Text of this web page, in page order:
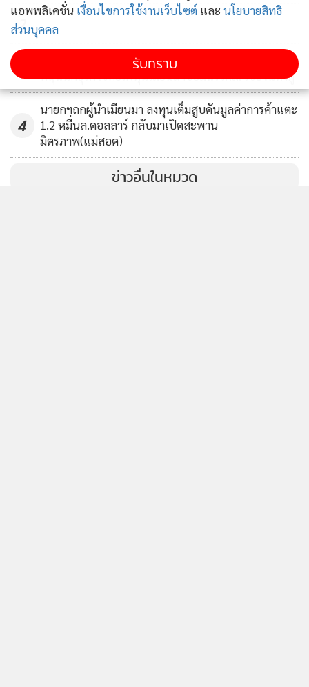
2
"มิน ออง ไลง์" ชูยุทธศาสตร์แลนด์บริดจ์-ท่าเรือทวาย
หนุนนักธุรกิจไทยลงทุนเมียนมาขอมั่นใจกม. เชื่อวินทั้งคู่
4
นายกฯถกผู้นำเมียนมา ลงทุนเต็มสูบดันมูลค่าการค้าแตะ
1.2 หมื่นล.ดอลลาร์ กลับมาเปิดสะพาน
มิตรภาพ(แม่สอด)
ข่าวอื่นในหมวด
แอพพลิเคชั่น เงื่อนไขการใช้งานเว็บไซต์ และ นโยบายสิทธิ
ส่วนบุคคล
รับทราบ